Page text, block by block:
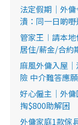
法定假期｜外
潰：同一日啲
管家王︱請本
居住/薪金/合約
麻風外傭入屋
險 中介難答應
好心僱主｜外
掏$800助解困
外傭家庭1款傢